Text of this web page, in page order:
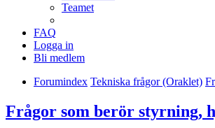
Teamet
FAQ
Logga in
Bli medlem
Forumindex Tekniska frågor (Oraklet)
Frågor som berör styrning,